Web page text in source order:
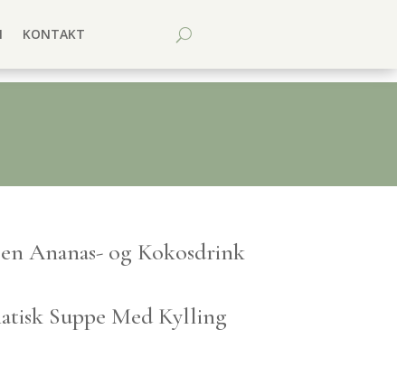
KONTAKT
Ananas- og Kokosdrink
Suppe Med Kylling